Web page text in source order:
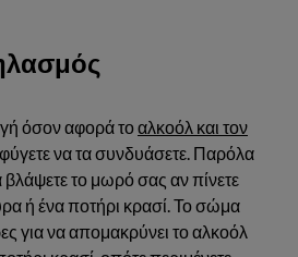
όσον αφορά τοαλκοόλ και τον
να τα συνδυάσετε. Παρόλα
βλάψετε το μωρό σας αν πίνετε
ή ένα ποτήρι κρασί. Το σώμα
για να απομακρύνει το αλκοόλ